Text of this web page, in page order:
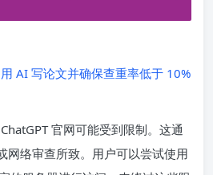
AI 写论文并确保查重率低于 10%
官网可能受到限制。这通
网络审查所致。用户可以尝试使用